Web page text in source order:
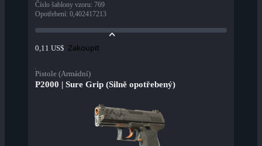
Číslo šablony vzoru: 769
Opotřebení: 0,402417213
0,11 US$ Zakoupit
Pistole (Armádní)
P2000 | Sure Grip (Silně opotřebený)